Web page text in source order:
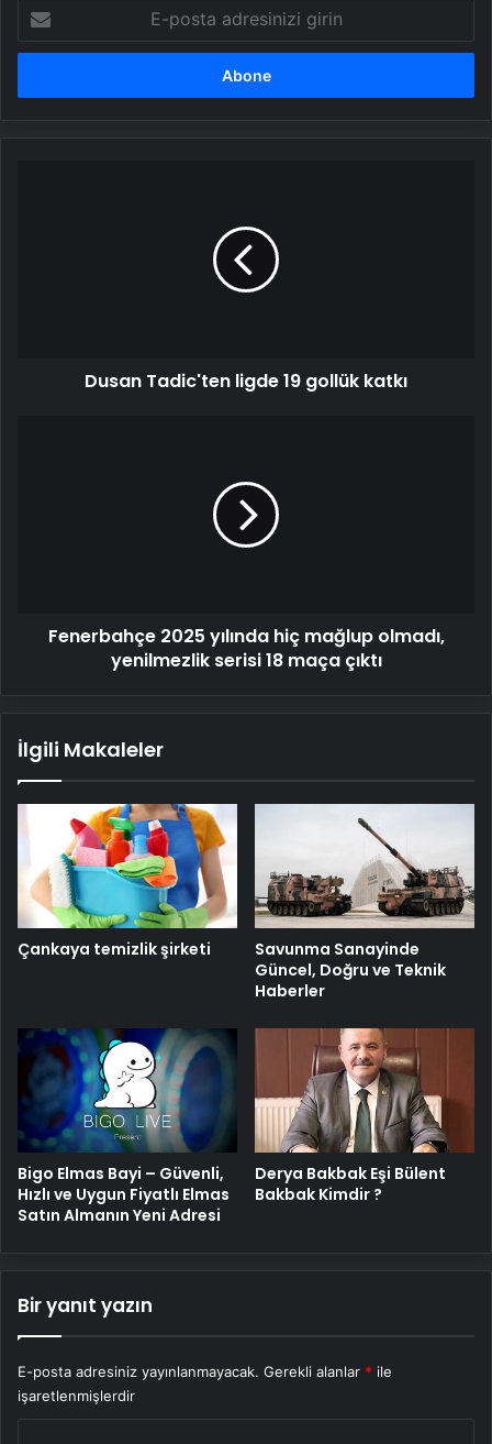
posta
adresinizi
Dusan Tadic'ten ligde 19 gollük katkı
maçaFenerbahçe 2025 yılında hiç mağlup olmadı,
yenilmezlik serisi 18 maça çıktı
İlgili Makaleler
Çankaya temizlik şirketi
Savunma Sanayinde
Güncel, Doğru ve Teknik
Haberler
Bigo Elmas Bayi – Güvenli,
Hızlı ve Uygun Fiyatlı Elmas
Satın Almanın Yeni Adresi
Derya Bakbak Eşi Bülent
Bakbak Kimdir ?
Bir yanıt yazın
E-posta adresiniz yayınlanmayacak. Gerekli alanlar * ile
işaretlenmişlerdir